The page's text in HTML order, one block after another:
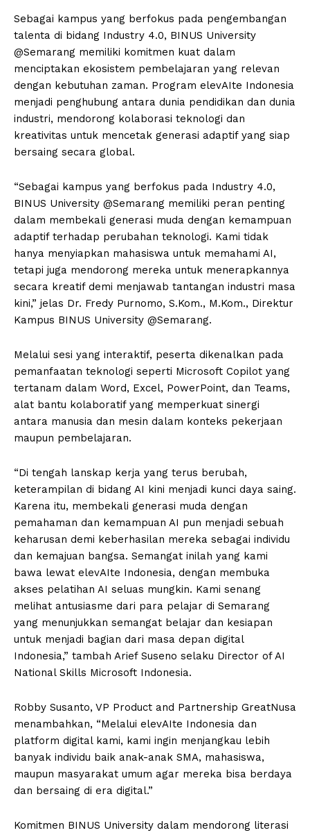
Sebagai kampus yang berfokus pada pengembangan
talenta di bidang Industry 4.0, BINUS University
@Semarang memiliki komitmen kuat dalam
menciptakan ekosistem pembelajaran yang relevan
dengan kebutuhan zaman. Program elevAIte Indonesia
menjadi penghubung antara dunia pendidikan dan dunia
industri, mendorong kolaborasi teknologi dan
kreativitas untuk mencetak generasi adaptif yang siap
bersaing secara global.
“Sebagai kampus yang berfokus pada Industry 4.0,
BINUS University @Semarang memiliki peran penting
dalam membekali generasi muda dengan kemampuan
adaptif terhadap perubahan teknologi. Kami tidak
hanya menyiapkan mahasiswa untuk memahami AI,
tetapi juga mendorong mereka untuk menerapkannya
secara kreatif demi menjawab tantangan industri masa
kini,” jelas Dr. Fredy Purnomo, S.Kom., M.Kom., Direktur
Kampus BINUS University @Semarang.
Melalui sesi yang interaktif, peserta dikenalkan pada
pemanfaatan teknologi seperti Microsoft Copilot yang
tertanam dalam Word, Excel, PowerPoint, dan Teams,
alat bantu kolaboratif yang memperkuat sinergi
antara manusia dan mesin dalam konteks pekerjaan
maupun pembelajaran.
“Di tengah lanskap kerja yang terus berubah,
keterampilan di bidang AI kini menjadi kunci daya saing.
Karena itu, membekali generasi muda dengan
pemahaman dan kemampuan AI pun menjadi sebuah
keharusan demi keberhasilan mereka sebagai individu
dan kemajuan bangsa. Semangat inilah yang kami
bawa lewat elevAIte Indonesia, dengan membuka
akses pelatihan AI seluas mungkin. Kami senang
melihat antusiasme dari para pelajar di Semarang
yang menunjukkan semangat belajar dan kesiapan
untuk menjadi bagian dari masa depan digital
Indonesia,” tambah Arief Suseno selaku Director of AI
National Skills Microsoft Indonesia.
Robby Susanto, VP Product and Partnership GreatNusa
menambahkan, “Melalui elevAIte Indonesia dan
platform digital kami, kami ingin menjangkau lebih
banyak individu baik anak-anak SMA, mahasiswa,
maupun masyarakat umum agar mereka bisa berdaya
dan bersaing di era digital.”
Komitmen BINUS University dalam mendorong literasi